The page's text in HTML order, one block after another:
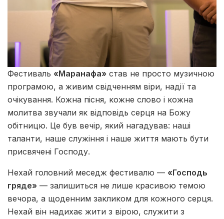
Фестиваль «Маранафа» став не просто музичною
програмою, а живим свідченням віри, надії та
очікування. Кожна пісня, кожне слово і кожна
молитва звучали як відповідь серця на Божу
обітницю. Це був вечір, який нагадував: наші
таланти, наше служіння і наше життя мають бути
присвячені Господу.
Нехай головний меседж фестивалю — «Господь
гряде» — залишиться не лише красивою темою
вечора, а щоденним закликом для кожного серця.
Нехай він надихає жити з вірою, служити з